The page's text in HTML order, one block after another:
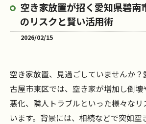
空き家放置が招く愛知県碧南
のリスクと賢い活用術
2026/02/15
空き家放置、見過ごしていませんか
古屋市東区では、空き家が増加し倒
悪化、隣人トラブルといった様々なリ
います。背景には、相続などで突如空